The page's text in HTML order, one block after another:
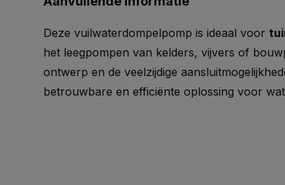
Deze vuilwaterdompelpomp is ideaal voor
het leegpompen van kelders, vijvers of
ontwerp en de veelzijdige
betrouwbare en efficiënte oplossing voor